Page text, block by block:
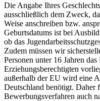
Die Angabe Ihres
ausschließlich dem Zweck,
Weise anschreiben bzw.
Geburtsdatums ist bei
ob das
Zudem müssen wir
Personen unter 16 Jahren
Erziehungsberechtigten
außerhalb der EU wird eine
Deutschland benötigt. Daher
Bewerbungsverfahren auch